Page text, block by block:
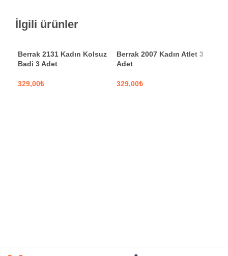
İlgili ürünler
Berrak 2131 Kadın Kolsuz
Badi 3 Adet
₺
Berrak 2007 Kadın Atlet 3
Adet
₺